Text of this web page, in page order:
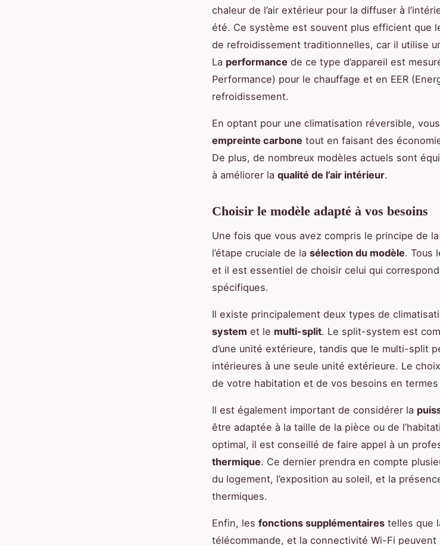
chaleur de l’air extérieur pour la diffuser à
été. Ce système est souvent plus efficient que
de refroidissement traditionnelles, car il utilise
La performance de ce type d’appareil est
Performance) pour le chauffage et en EER
refroidissement.
En optant pour une climatisation réversible,
empreinte carbone tout en faisant des
De plus, de nombreux modèles actuels sont
à améliorer la qualité de l’air intérieur.
Choisir le modèle adapté à vos besoins
Une fois que vous avez compris le principe de
l’étape cruciale de la sélection du modèle. Tous
et il est essentiel de choisir celui qui
spécifiques.
Il existe principalement deux types de
system et le multi-split. Le split-system est
d’une unité extérieure, tandis que le multi-split
intérieures à une seule unité extérieure. Le
de votre habitation et de vos besoins en termes
Il est également important de considérer la
être adaptée à la taille de la pièce ou de
optimal, il est conseillé de faire appel à un
thermique. Ce dernier prendra en compte
du logement, l’exposition au soleil, et la
thermiques.
Enfin, les fonctions supplémentaires telles que
télécommande, et la connectivité Wi-Fi